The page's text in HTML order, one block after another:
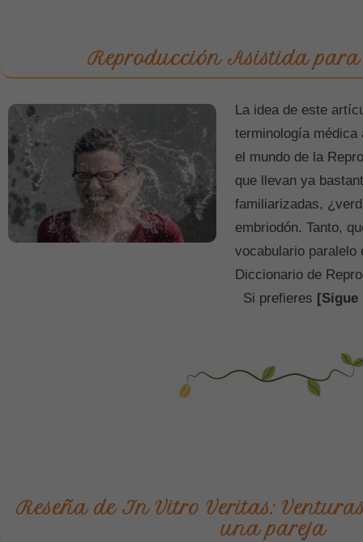
Reproducción Asistida
La idea de este
terminología médica
el mundo de la
que llevan ya
familiarizadas,
embriodón. Tanto,
vocabulario paralelo
Diccionario de
Si prefieres [Sigue
Reseña de In Vitro Veritas:
una pareja